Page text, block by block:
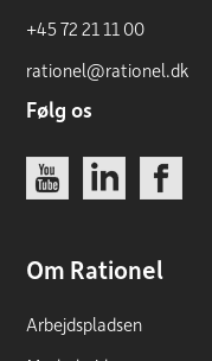
+45 72 21 11 00
rationel@rationel.dk
Følg os
Link Link
Om Rationel
Arbejdspladsen